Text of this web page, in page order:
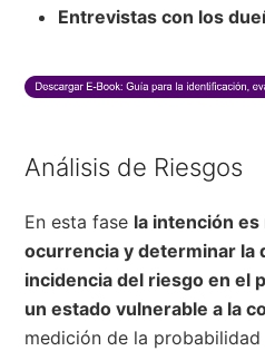
Entrevistas con los
Análisis de Riesgos
En esta fase la intención
ocurrencia y determinar la
incidencia del riesgo en el
un estado vulnerable a la
medición de la